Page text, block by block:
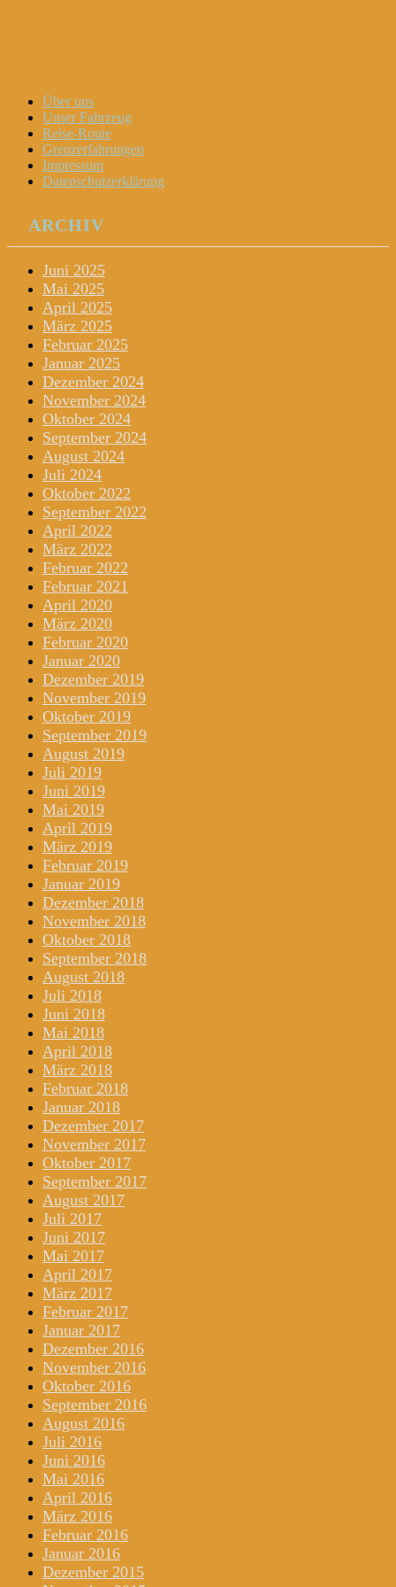
Menu
Widgets
Search
Skip
content
Über uns
Unser Fahrzeug
Reise-Route
Grenzerfahrungen
Impressum
Datenschutzerklärung
ARCHIV
Juni 2025
Mai 2025
April 2025
März 2025
Februar 2025
Januar 2025
Dezember 2024
November 2024
Oktober 2024
September 2024
August 2024
Juli 2024
Oktober 2022
September 2022
April 2022
März 2022
Februar 2022
Februar 2021
April 2020
März 2020
Februar 2020
Januar 2020
Dezember 2019
November 2019
Oktober 2019
September 2019
August 2019
Juli 2019
Juni 2019
Mai 2019
April 2019
März 2019
Februar 2019
Januar 2019
Dezember 2018
November 2018
Oktober 2018
September 2018
August 2018
Juli 2018
Juni 2018
Mai 2018
April 2018
März 2018
Februar 2018
Januar 2018
Dezember 2017
November 2017
Oktober 2017
September 2017
August 2017
Juli 2017
Juni 2017
Mai 2017
April 2017
März 2017
Februar 2017
Januar 2017
Dezember 2016
November 2016
Oktober 2016
September 2016
August 2016
Juli 2016
Juni 2016
Mai 2016
April 2016
März 2016
Februar 2016
Januar 2016
Dezember 2015